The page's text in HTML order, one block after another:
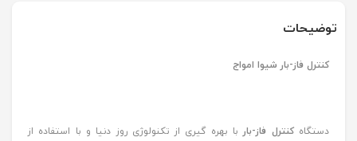
توضیحات
کنترل فاز-بار شیوا امواج
دستگاهکنترل فاز-بار با بهره گیری از تکنولوژی روز دنیا و با استفاده از